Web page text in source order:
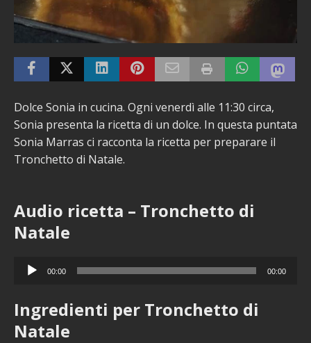
Dolce Sonia in cucina. Ogni venerdì alle 11:30 circa,
Sonia presenta la ricetta di un dolce. In questa puntata
Sonia Marras ci racconta la ricetta per preparare il
Tronchetto di Natale.
Audio ricetta – Tronchetto di
Natale
Audio
00:00 00:00
Ingredienti per Tronchetto di
Natale